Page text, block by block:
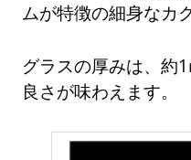
ムが特徴の細身なカ
グラスの厚みは、約
良さが味わえます。